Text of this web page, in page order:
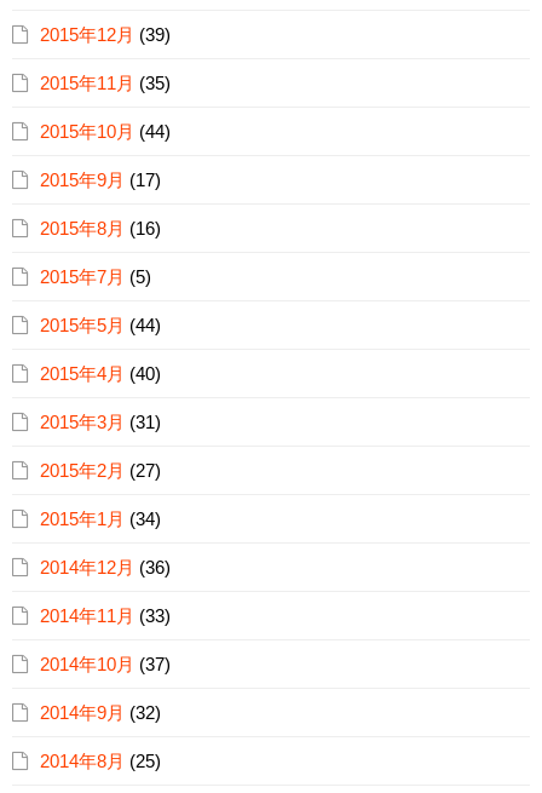
2015年12月 (39)
2015年11月 (35)
2015年10月 (44)
2015年9月 (17)
2015年8月 (16)
2015年7月 (5)
2015年5月 (44)
2015年4月 (40)
2015年3月 (31)
2015年2月 (27)
2015年1月 (34)
2014年12月 (36)
2014年11月 (33)
2014年10月 (37)
2014年9月 (32)
2014年8月 (25)